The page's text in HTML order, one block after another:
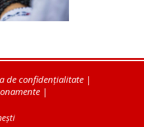
de confidențialitate |
|